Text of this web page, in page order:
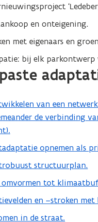
en onteigening.
met eigenaars en
bij elk parkontwerp
van een
de verbinding
opnemen als
structuurplan.
omvormen tot
en –stroken
in de straat.